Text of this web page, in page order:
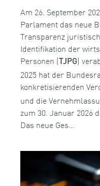
Am 26. September
Parlament das neue
Transparenz
Identifikation der
Personen ( TJPG)
2025 hat der
konkretisierenden
und die
zum 30. Januar 2026
Das neue Ges…